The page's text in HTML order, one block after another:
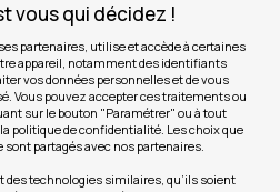
vous qui décidez !
partenaires, utilise et accède à certaines
appareil, notamment des identifiants
vos données personnelles et de vous
Vous pouvez accepter ces traitements ou
sur le bouton "Paramétrer" ou à tout
politique de confidentialité. Les choix que
partagés avec nos partenaires.
des technologies similaires, qu’ils soient
COMMERCIALES
Valider